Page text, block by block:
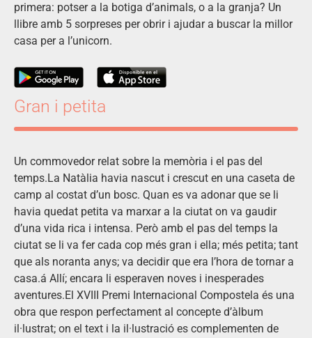
primera: potser a la botiga d’animals, o a la granja? Un
llibre amb 5 sorpreses per obrir i ajudar a buscar la millor
casa per a l’unicorn.
Gran i petita
Un commovedor relat sobre la memòria i el pas del
temps.La Natàlia havia nascut i crescut en una caseta de
camp al costat d’un bosc. Quan es va adonar que se li
havia quedat petita va marxar a la ciutat on va gaudir
d’una vida rica i intensa. Però amb el pas del temps la
ciutat se li va fer cada cop més gran i ella; més petita; tant
que als noranta anys; va decidir que era l’hora de tornar a
casa.á Allí; encara li esperaven noves i inesperades
aventures.El XVIII Premi Internacional Compostela és una
obra que respon perfectament al concepte d’àlbum
il·lustrat; on el text i la il·lustració es complementen de